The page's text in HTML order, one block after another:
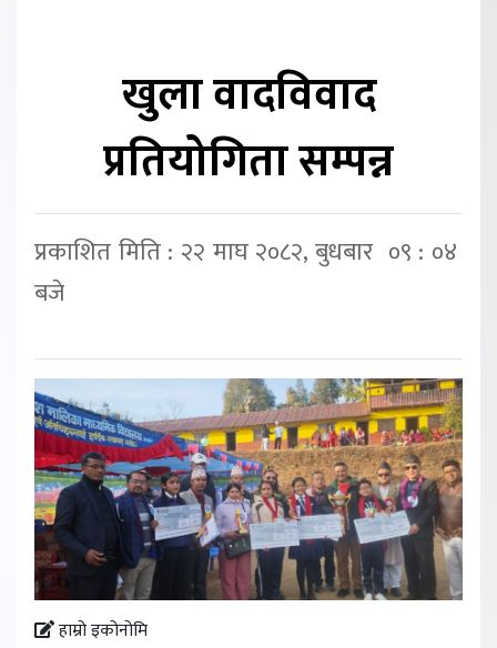
खुला वादविवाद
प्रतियोगिता सम्पन्न
प्रकाशित मिति : २२ माघ २०८२, बुधबार ०९ : ०४
बजे
हाम्रो इकोनोमि